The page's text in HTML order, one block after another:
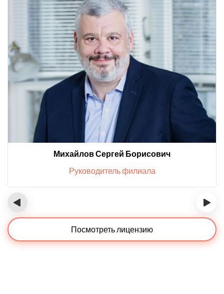
Михайлов Сергей Борисович
Руководитель филиала
‹ ›
Посмотреть лицензию